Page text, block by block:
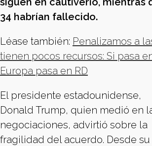
34 habrían fallecido.
Léase también: Penalizamos a
tienen pocos recursos: Si pasa
Europa pasa en RD
El presidente estadounidense,
Donald Trump, quien medió en
negociaciones, advirtió sobre la
fragilidad del acuerdo. Desde su